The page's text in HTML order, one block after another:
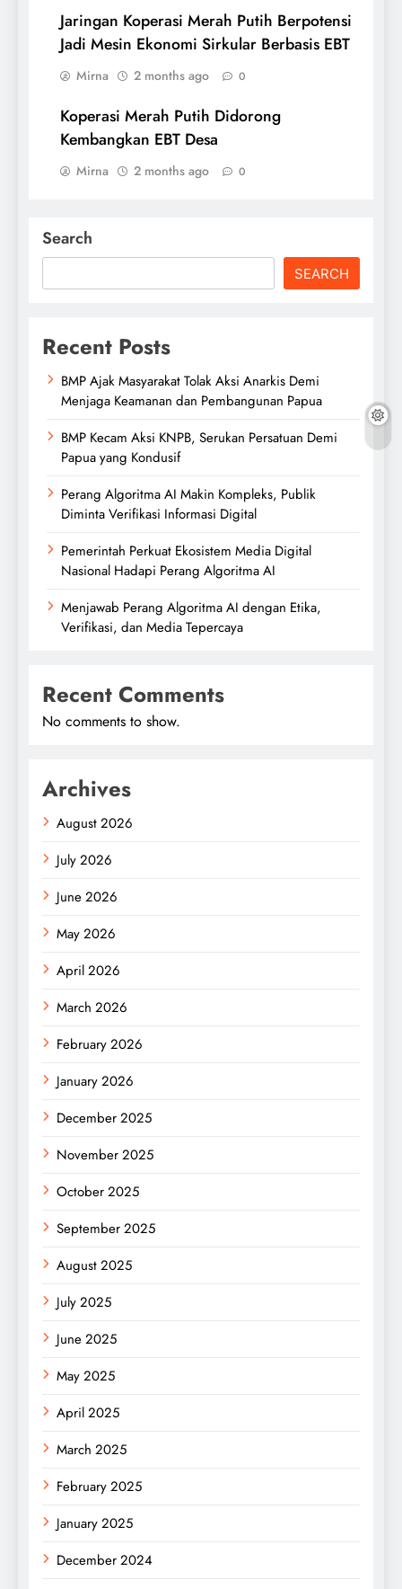
Jaringan Koperasi Merah Putih Berpotensi
Jadi Mesin Ekonomi Sirkular Berbasis EBT
Mirna 2 months ago 0
Koperasi Merah Putih Didorong
Kembangkan EBT Desa
Mirna 2 months ago 0
Search
SEARCH
Recent Posts
BMP Ajak Masyarakat Tolak Aksi Anarkis Demi
Menjaga Keamanan dan Pembangunan Papua
BMP Kecam Aksi KNPB, Serukan Persatuan Demi
Papua yang Kondusif
Perang Algoritma AI Makin Kompleks, Publik
Diminta Verifikasi Informasi Digital
Pemerintah Perkuat Ekosistem Media Digital
Nasional Hadapi Perang Algoritma AI
Menjawab Perang Algoritma AI dengan Etika,
Verifikasi, dan Media Tepercaya
Recent Comments
No comments to show.
Archives
August 2026
July 2026
June 2026
May 2026
April 2026
March 2026
February 2026
January 2026
December 2025
November 2025
October 2025
September 2025
August 2025
July 2025
June 2025
May 2025
April 2025
March 2025
February 2025
January 2025
December 2024